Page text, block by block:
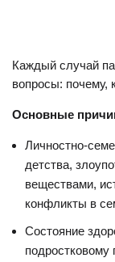
Каждый случай
вопросы: почему,
Основные
Личностно-
детства,
веществами,
конфликты в
Состояние